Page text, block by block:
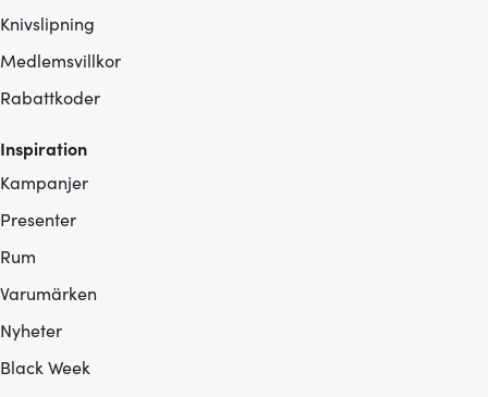
Knivslipning
Medlemsvillkor
Rabattkoder
Inspiration
Kampanjer
Presenter
Rum
Varumärken
Nyheter
Black Week